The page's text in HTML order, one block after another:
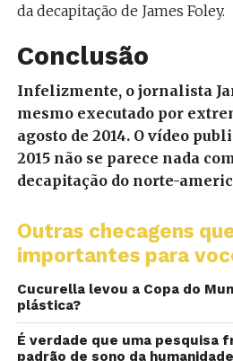
da decapitação de James Foley.
Conclusão
Infelizmente, o jornalista
mesmo executado por
agosto de 2014. O vídeo
2015 não se parece nada
decapitação do norte-
Outras checagens
importantes para
Cucurella levou a Copa do
plástica?
É verdade que uma pesquisa
padrão de sono da